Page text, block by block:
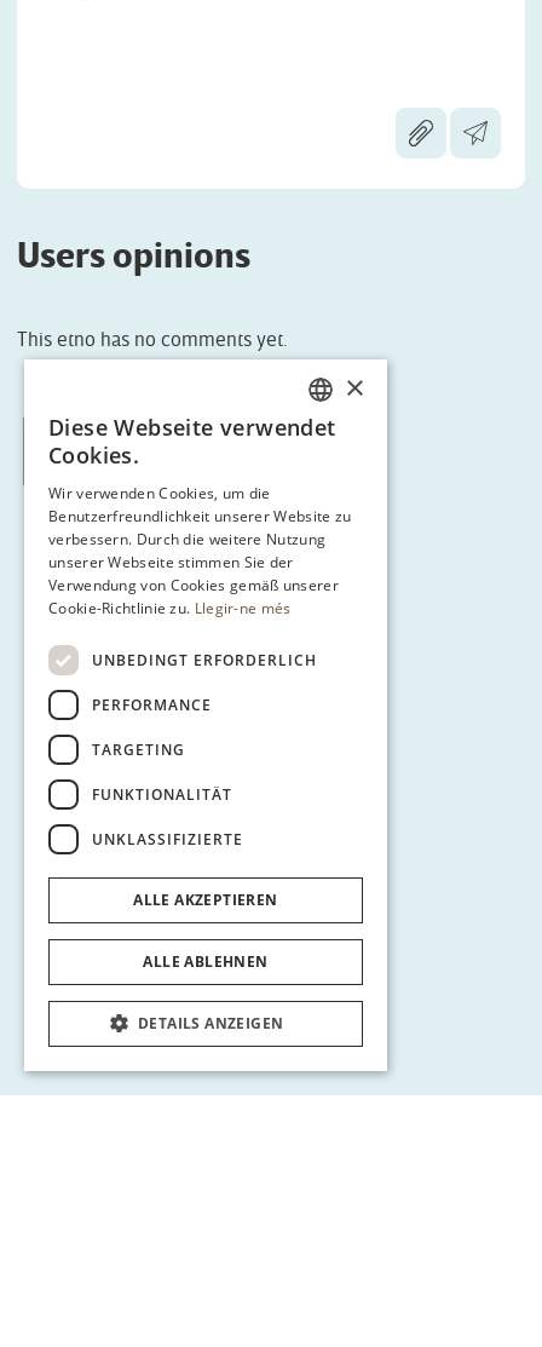
Users opinions
This etno has no comments yet.
< Tornar a Route 3
CATALAN
SPANISH
×
Diese Webseite verwendet
Cookies.
Wir verwenden Cookies, um die
Benutzerfreundlichkeit unserer Website zu
verbessern. Durch die weitere Nutzung
unserer Webseite stimmen Sie der
Verwendung von Cookies gemäß unserer
Cookie-Richtlinie zu. Llegir-ne més
UNBEDINGT ERFORDERLICH
PERFORMANCE
TARGETING
FUNKTIONALITÄT
UNKLASSIFIZIERTE
ALLE AKZEPTIEREN
ALLE ABLEHNEN
DETAILS ANZEIGEN